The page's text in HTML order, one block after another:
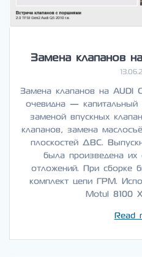
Замена клапанов
Замена клапанов на AUDI
очевидна — капитальный
заменой впускных
клапанов, замена
плоскостей ДВС.
была произведена их
отложений. При сборке
комплект цепи ГРМ.
Motul 8100
Read